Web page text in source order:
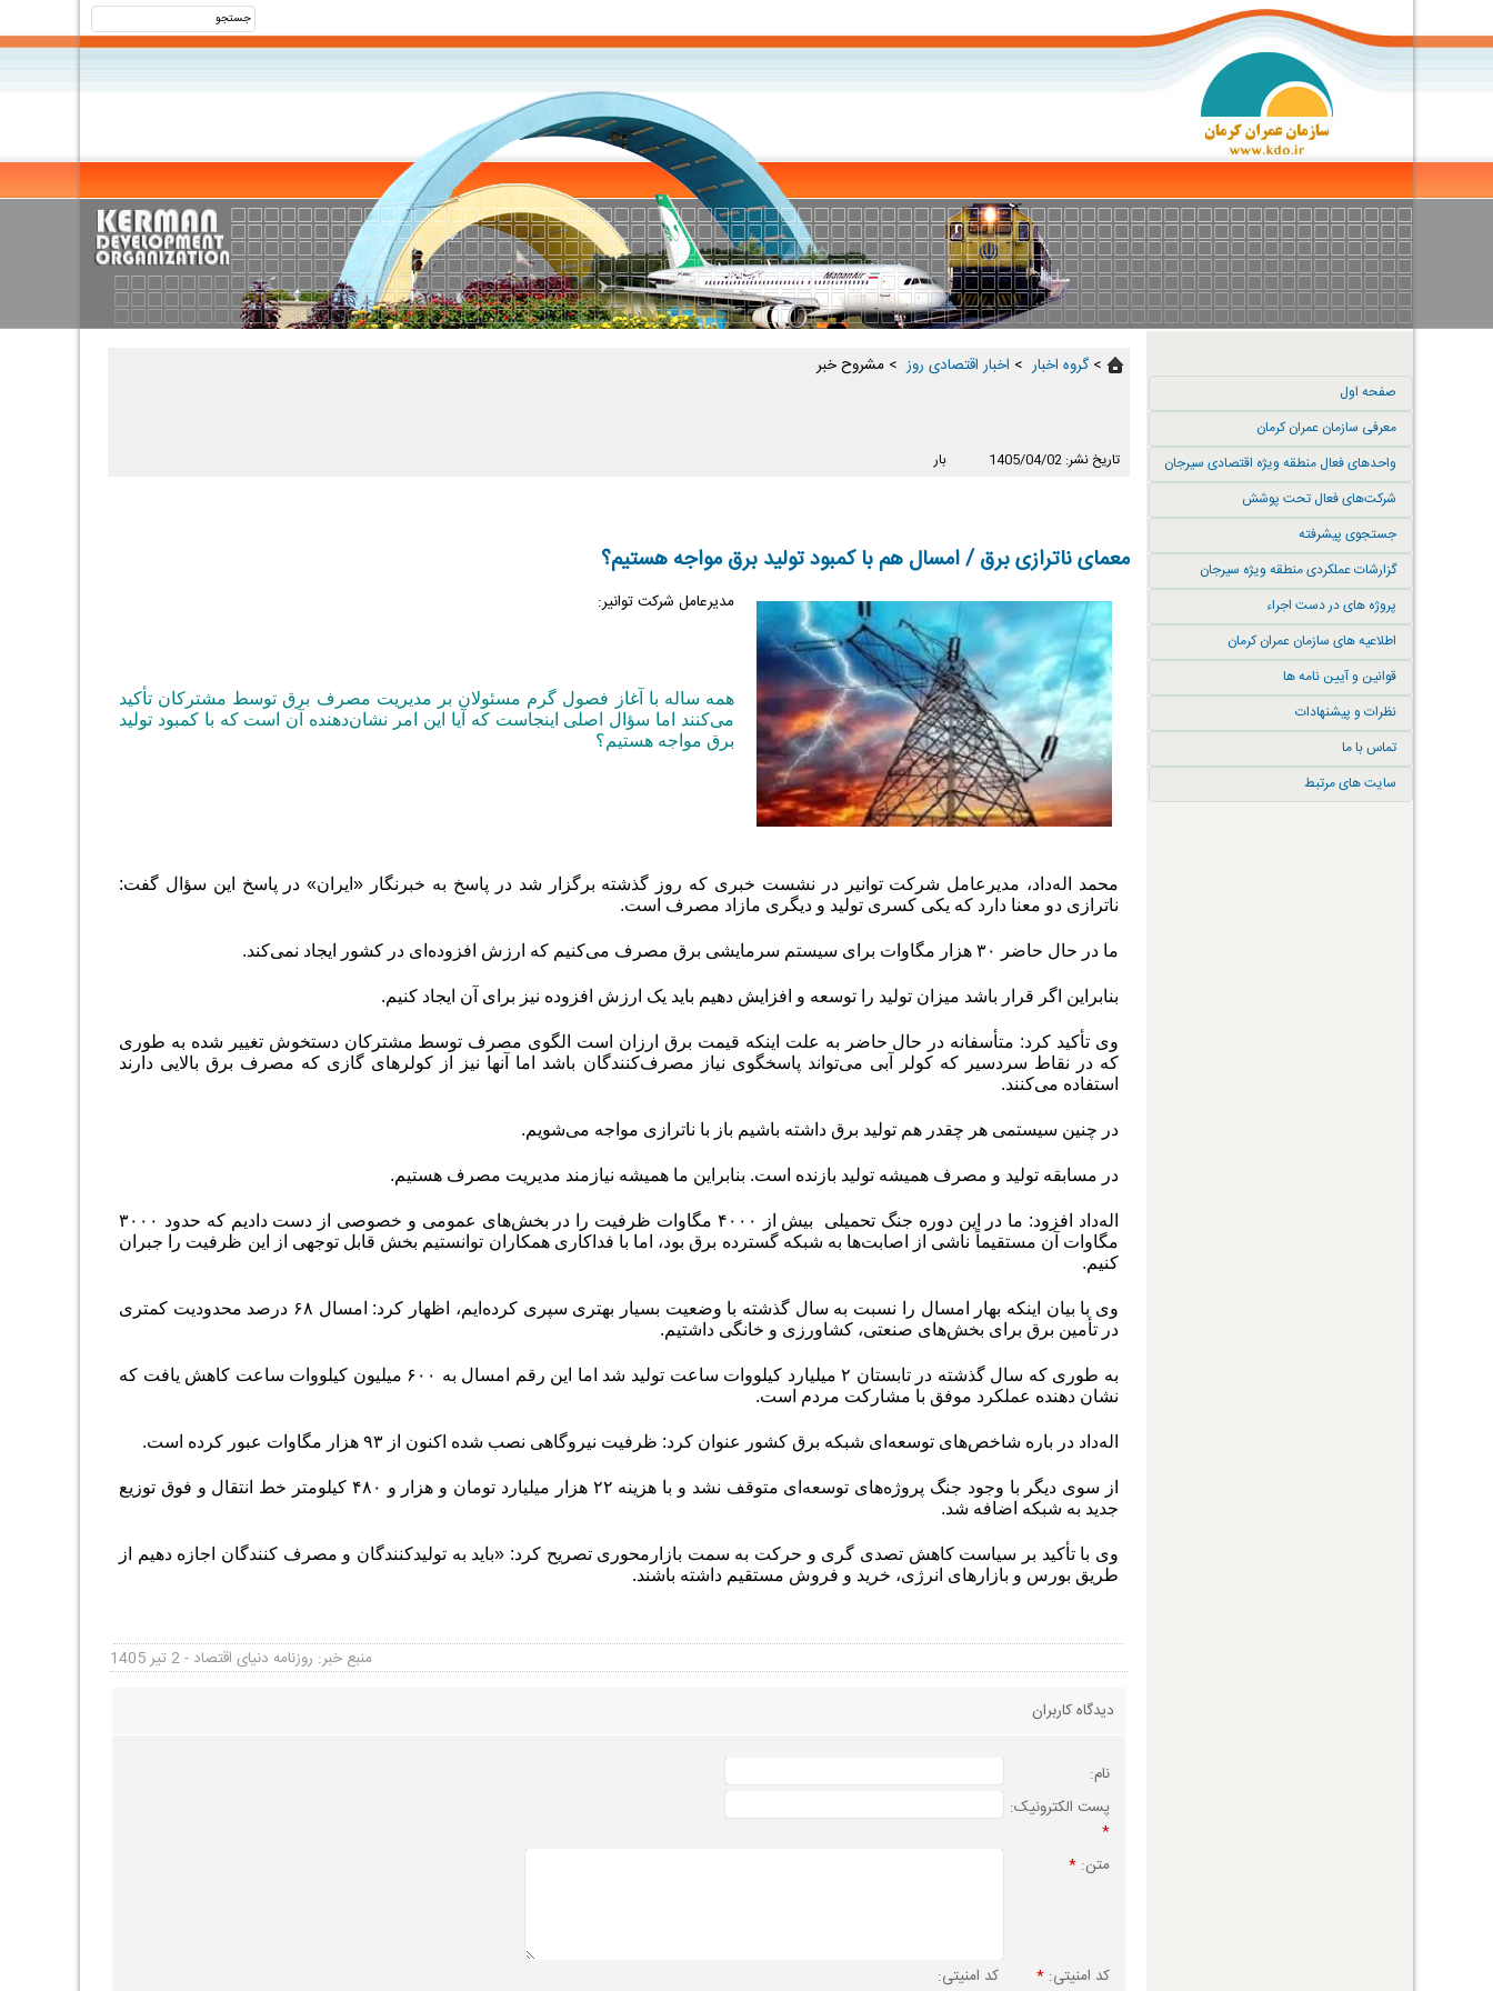
صفحه اول
معرفی سازمان عمران کرمان
واحدهای فعال منطقه ویژه اقتصادی سیرجان
شرکت‌های فعال تحت پوشش
جستجوی پیشرفته
گزارشات عملکردی منطقه ویژه سیرجان
پروژه های در دست اجراء
اطلاعیه های سازمان عمران کرمان
قوانین و آیین نامه ها
نظرات و پیشنهادات
تماس با ما
سایت های مرتبط
>گروه اخبار ‏ > اخبار اقتصادی روز ‏ > مشروح خبر
تاریخ نشر: 1405/04/02 بار
معمای ناترازی برق / امسال هم با کمبود تولید برق مواجه هستیم؟
مدیرعامل شرکت توانیر:
همه ساله با آغاز فصول گرم مسئولان بر مدیریت مصرف برق توسط مشترکان تأکید
می‌کنند اما سؤال اصلی اینجاست که آیا این امر نشان‌دهنده آن است که با کمبود تولید
برق مواجه هستیم؟
محمد اله‌داد، مدیرعامل شرکت توانیر در نشست خبری که روز گذشته برگزار شد در پاسخ به خبرنگار «ایران» در پاسخ این سؤال گفت:
ناترازی دو معنا دارد که یکی کسری تولید و دیگری مازاد مصرف است.
ما در حال حاضر ۳۰ هزار مگاوات برای سیستم سرمایشی برق مصرف می‌کنیم که ارزش افزوده‌ای در کشور ایجاد نمی‌کند .
بنابراین اگر قرار باشد میزان تولید را توسعه و افزایش دهیم باید یک ارزش افزوده نیز برای آن ایجاد کنیم.
وی تأکید کرد: متأسفانه در حال حاضر به علت اینکه قیمت برق ارزان است الگوی مصرف توسط مشترکان دستخوش تغییر شده به طوری
که در نقاط سردسیر که کولر آبی می‌تواند پاسخگوی نیاز مصرف‌کنندگان باشد اما آنها نیز از کولرهای گازی که مصرف برق بالایی دارند
استفاده می‌کنند.
در چنین سیستمی هر چقدر هم تولید برق داشته باشیم باز با ناترازی مواجه می‌شویم.
در مسابقه تولید و مصرف همیشه تولید بازنده است. بنابراین ما همیشه نیازمند مدیریت مصرف هستیم.
اله‌داد افزود: ما در این دوره جنگ تحمیلی بیش از ۴۰۰۰ مگاوات ظرفیت را در بخش‌‌های عمومی و خصوصی از دست دادیم که حدود ۳۰۰۰
مگاوات آن مستقیماً ناشی از اصابت‌‌ها به شبکه گسترده برق بود، اما با فداکاری همکاران توانستیم بخش قابل توجهی از این ظرفیت را جبران
کنیم.
وی با بیان اینکه بهار امسال را نسبت به سال گذشته با وضعیت بسیار بهتری سپری کرده‌ایم، اظهار کرد: امسال ۶۸ درصد محدودیت کمتری
در تأمین برق برای بخش‌‌های صنعتی، کشاورزی و خانگی داشتیم.
به طوری که سال گذشته در تابستان ۲ میلیارد کیلووات‌ ساعت تولید شد اما این رقم امسال به ۶۰۰ میلیون کیلووات ‌ساعت کاهش یافت که
نشان ‌دهنده عملکرد موفق با مشارکت مردم است.
اله‌داد در باره شاخص‌‌های توسعه‌ای شبکه برق کشور عنوان کرد: ظرفیت نیروگاهی نصب ‌شده اکنون از ۹۳ هزار مگاوات عبور کرده است .
از سوی دیگر با وجود جنگ پروژه‌‌های توسعه‌ای متوقف نشد و با هزینه ۲۲ هزار میلیارد تومان و هزار و ۴۸۰ کیلومتر خط انتقال و فوق توزیع
جدید به شبکه اضافه شد.
وی با تأکید بر سیاست کاهش تصدی ‌گری و حرکت به سمت بازارمحوری تصریح کرد: «باید به تولیدکنندگان و مصرف‌ کنندگان اجازه دهیم از
طریق بورس و بازارهای انرژی، خرید و فروش مستقیم داشته باشند.
منبع خبر: روزنامه دنیای اقتصاد - 2 تیر 1405
دیدگاه کاربران
نام:
پست الکترونیک:
*
متن: *
کد امنیتی: * کد امنیتی: